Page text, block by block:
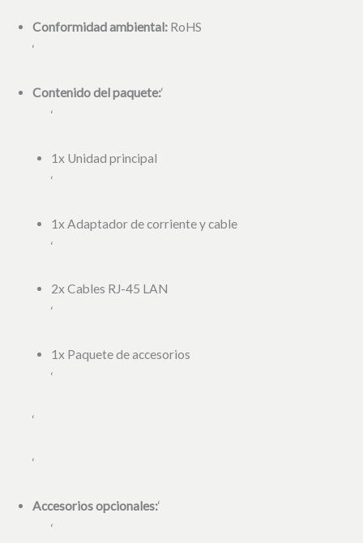
Conformidad ambiental: RoHS
‘
Contenido del paquete:‘
‘
1x Unidad principal
‘
1x Adaptador de corriente y cable
‘
2x Cables RJ-45 LAN
‘
1x Paquete de accesorios
‘
‘
‘
Accesorios opcionales:‘
‘